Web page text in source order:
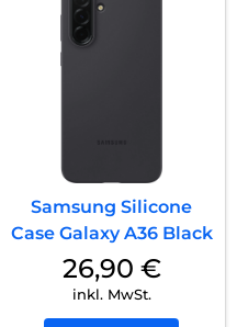
Samsung Silicone
Case Galaxy A36 Black
26,90 €
inkl. MwSt.